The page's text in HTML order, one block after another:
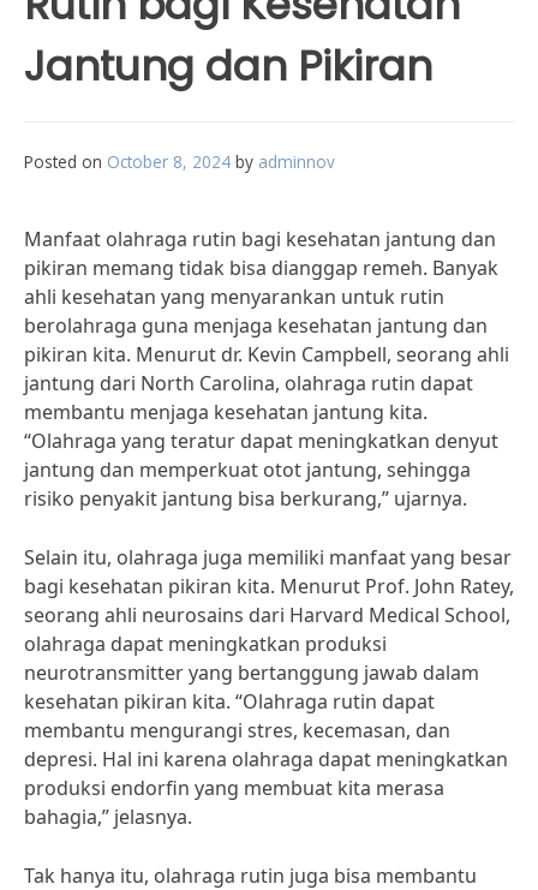
Jantung dan Pikiran
Posted on October 8, 2024 by adminnov
Manfaat olahraga rutin bagi kesehatan jantung dan
pikiran memang tidak bisa dianggap remeh. Banyak
ahli kesehatan yang menyarankan untuk rutin
berolahraga guna menjaga kesehatan jantung dan
pikiran kita. Menurut dr. Kevin Campbell, seorang ahli
jantung dari North Carolina, olahraga rutin dapat
membantu menjaga kesehatan jantung kita.
“Olahraga yang teratur dapat meningkatkan denyut
jantung dan memperkuat otot jantung, sehingga
risiko penyakit jantung bisa berkurang,” ujarnya.
Selain itu, olahraga juga memiliki manfaat yang besar
bagi kesehatan pikiran kita. Menurut Prof. John Ratey,
seorang ahli neurosains dari Harvard Medical School,
olahraga dapat meningkatkan produksi
neurotransmitter yang bertanggung jawab dalam
kesehatan pikiran kita. “Olahraga rutin dapat
membantu mengurangi stres, kecemasan, dan
depresi. Hal ini karena olahraga dapat meningkatkan
produksi endorfin yang membuat kita merasa
bahagia,” jelasnya.
Tak hanya itu, olahraga rutin juga bisa membantu